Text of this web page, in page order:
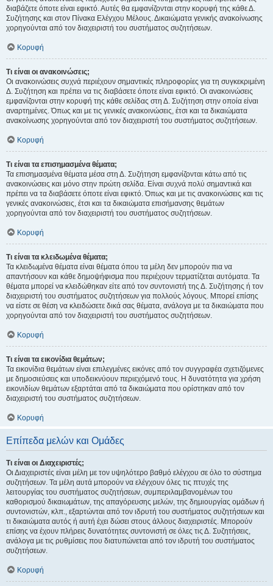
διαβάζετε όποτε είναι εφικτό. Αυτές θα εμφανίζονται στην κορυφή της κάθε Δ.
Συζήτησης και στον Πίνακα Ελέγχου Μέλους. Δικαιώματα γενικής ανακοίνωσης
χορηγούνται από τον διαχειριστή του συστήματος συζητήσεων.
Κορυφή
Τι είναι οι ανακοινώσεις;
Οι ανακοινώσεις συχνά περιέχουν σημαντικές πληροφορίες για τη συγκεκριμένη
Δ. Συζήτηση και πρέπει να τις διαβάσετε όποτε είναι εφικτό. Οι ανακοινώσεις
εμφανίζονται στην κορυφή της κάθε σελίδας στη Δ. Συζήτηση στην οποία είναι
αναρτημένες. Όπως και με τις γενικές ανακοινώσεις, έτσι και τα δικαιώματα
ανακοίνωσης χορηγούνται από τον διαχειριστή του συστήματος συζητήσεων.
Κορυφή
Τι είναι τα επισημασμένα θέματα;
Τα επισημασμένα θέματα μέσα στη Δ. Συζήτηση εμφανίζονται κάτω από τις
ανακοινώσεις και μόνο στην πρώτη σελίδα. Είναι συχνά πολύ σημαντικά και
πρέπει να τα διαβάσετε όποτε είναι εφικτό. Όπως και με τις ανακοινώσεις και τις
γενικές ανακοινώσεις, έτσι και τα δικαιώματα επισήμανσης θεμάτων
χορηγούνται από τον διαχειριστή του συστήματος συζητήσεων.
Κορυφή
Τι είναι τα κλειδωμένα θέματα;
Τα κλειδωμένα θέματα είναι θέματα όπου τα μέλη δεν μπορούν πια να
απαντήσουν και κάθε δημοψήφισμα που περιέχουν τερματίζεται αυτόματα. Τα
θέματα μπορεί να κλειδώθηκαν είτε από τον συντονιστή της Δ. Συζήτησης ή τον
διαχειριστή του συστήματος συζητήσεων για πολλούς λόγους. Μπορεί επίσης
να είστε σε θέση να κλειδώσετε δικά σας θέματα, ανάλογα με τα δικαιώματα που
χορηγούνται από τον διαχειριστή του συστήματος συζητήσεων.
Κορυφή
Τι είναι τα εικονίδια θεμάτων;
Τα εικονίδια θεμάτων είναι επιλεγμένες εικόνες από τον συγγραφέα σχετιζόμενες
με δημοσιεύσεις και υποδεικνύουν περιεχόμενό τους. Η δυνατότητα για χρήση
εικονιδίων θεμάτων εξαρτάται από τα δικαιώματα που ορίστηκαν από τον
διαχειριστή του συστήματος συζητήσεων.
Κορυφή
Επίπεδα μελών και Ομάδες
Τι είναι οι Διαχειριστές;
Οι Διαχειριστές είναι μέλη με τον υψηλότερο βαθμό ελέγχου σε όλο το σύστημα
συζητήσεων. Τα μέλη αυτά μπορούν να ελέγχουν όλες τις πτυχές της
λειτουργίας του συστήματος συζητήσεων, συμπεριλαμβανομένων του
καθορισμού δικαιωμάτων, της απαγόρευσης μελών, της δημιουργίας ομάδων ή
συντονιστών, κλπ., εξαρτώνται από τον ιδρυτή του συστήματος συζητήσεων και
τι δικαιώματα αυτός ή αυτή έχει δώσει στους άλλους διαχειριστές. Μπορούν
επίσης να έχουν πλήρεις δυνατότητες συντονιστή σε όλες τις Δ. Συζητήσεις,
ανάλογα με τις ρυθμίσεις που διατυπώνεται από τον ιδρυτή του συστήματος
συζητήσεων.
Κορυφή